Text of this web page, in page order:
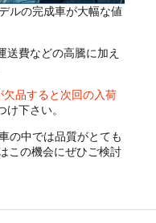
ルの完成車が大幅な値
送費などの高騰に加え
品すると次回の入荷
下さい。
の中では品質がとても
この機会にぜひご検討